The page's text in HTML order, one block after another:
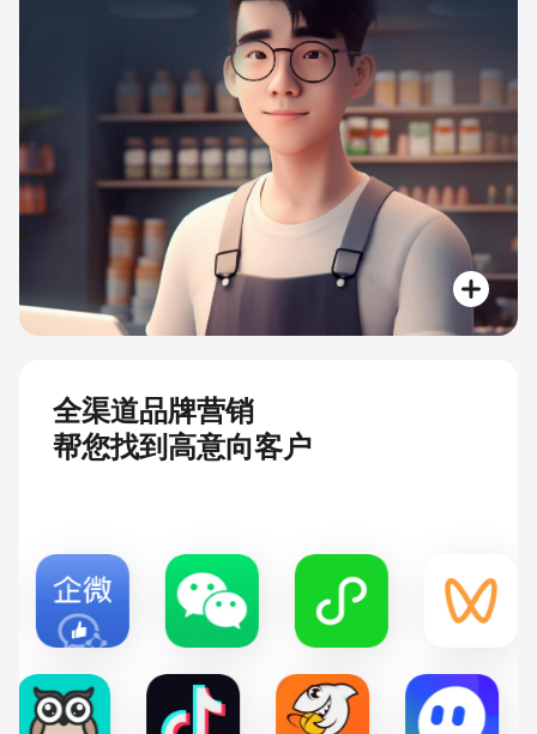
全渠道品牌营销
帮您找到高意向客户